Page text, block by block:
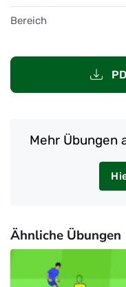
Bereich
Mehr Übungen
Ähnliche Übungen